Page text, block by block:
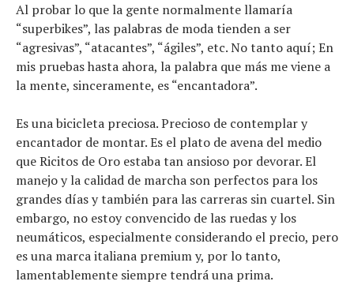
Al probar lo que la gente normalmente llamaría
“superbikes”, las palabras de moda tienden a ser
“agresivas”, “atacantes”, “ágiles”, etc. No tanto aquí; En
mis pruebas hasta ahora, la palabra que más me viene a
la mente, sinceramente, es “encantadora”.
Es una bicicleta preciosa. Precioso de contemplar y
encantador de montar. Es el plato de avena del medio
que Ricitos de Oro estaba tan ansioso por devorar. El
manejo y la calidad de marcha son perfectos para los
grandes días y también para las carreras sin cuartel. Sin
embargo, no estoy convencido de las ruedas y los
neumáticos, especialmente considerando el precio, pero
es una marca italiana premium y, por lo tanto,
lamentablemente siempre tendrá una prima.